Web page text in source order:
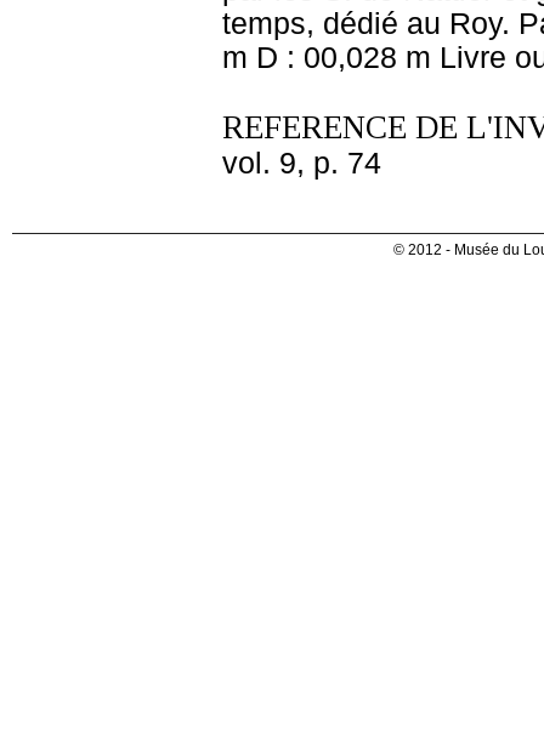
temps, dédié au Roy.
m D : 00,028 m Livre
REFERENCE DE
vol. 9, p. 74
© 2012 - Musée du